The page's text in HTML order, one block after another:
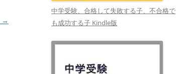
→
中学受験、合格して失敗する子、不合格で
も成功する子 Kindle版